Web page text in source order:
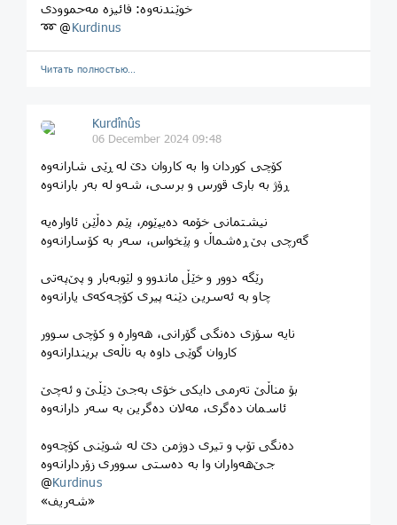
خوێندنەوە: فائیزە مەحموودی
➿ @Kurdinus
Читать полностью…
Kurdînûs
06 December 2024 09:48
کۆچی کوردان وا بە کاروان دێ لە ڕێی شارانەوە
ڕۆژ بە باری قورس و برسی، شەو لە بەر بارانەوە
نیشتمانی خۆمە دەیپێوم، پێم دەڵێن ئاوارەیە
گەرچی بێ ڕەشماڵ و پێخواس، سەر بە کۆسارانەوە
رێگە دوور و خێڵ ماندوو و لێوبەبار و پێ‌پەتی
چاو بە ئەسرین دێنە پیری کۆچەکەی یارانەوە
نایە سۆزی دەنگی گۆرانی، هەوارە و کۆچی سوور
کاروان گوێی داوە بە ناڵەی بریندارانەوە
بۆ مناڵێ تەرمی دایکی خۆی بەجێ دێڵێ و ئەچێ
ئاسمان دەگری، مەلان دەگرین بە سەر دارانەوە
دەنگی تۆپ و تیری دوژمن دێ لە شوێنی کۆچەوە
جێ‌هەواران وا بە دەستی سووری زۆردارانەوە
@Kurdinus
«شەریف»